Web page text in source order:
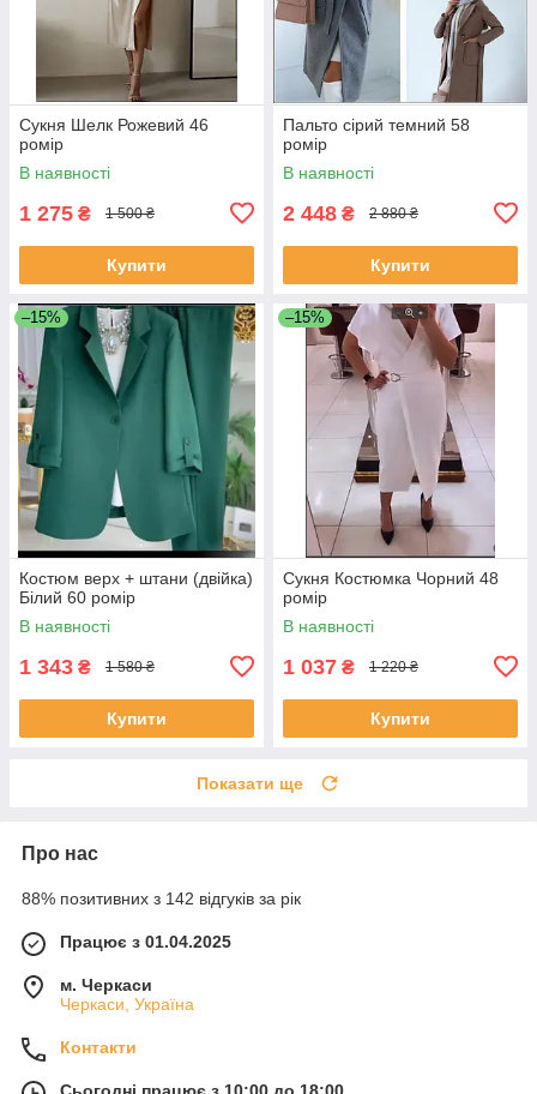
Сукня Шелк Рожевий 46
ромір
В наявності
1 275 ₴ 1 500 ₴
Купити
Пальто сірий темний 58
ромір
В наявності
2 448 ₴ 2 880 ₴
Купити
–15%
Костюм верх + штани (двійка)
Білий 60 ромір
В наявності
1 343 ₴ 1 580 ₴
Купити
–15%
Сукня Костюмка Чорний 48
ромір
В наявності
1 037 ₴ 1 220 ₴
Купити
Показати ще
Про нас
88% позитивних з 142 відгуків за рік
Працює з 01.04.2025
м. Черкаси
Черкаси, Україна
Контакти
Сьогодні працює з 10:00 до 18:00